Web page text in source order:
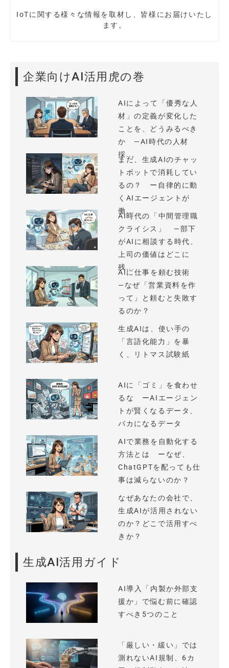
IoTに関する様々な情報を取材し、皆様にお届けいたし
ます。
企業向けAI活用虎の巻
AIによって「優秀な人
材」の定義が変化した
ことを、どうみるべき
か —AI時代の人材
採...
まだ、生成AIのチャッ
トボットで消耗してい
るの？ ー自律的に動
くAIエージェントが
働...
AI時代の「中間管理職
クライシス」 —部下
がAIに相談する時代、
上司の価値はどこに
残...
AIに仕事を頼む技術
—なぜ「営業資料を作
って」と頼むと失敗す
るのか？
生成AIは、使い手の
「言語化能力」を暴
く、リトマス試験紙
AIに「ゴミ」を食わせ
るな ーAIエージェン
トが賢くなるデータ、
バカになるデータ
AIで業務を自動化する
方法とは ーなぜ、
ChatGPTを配っても仕
事は減らないのか？
なぜあなたの会社で、
生成AIが活用されない
のか？どこで活用すべ
きか？
生成AI活用ガイド
AI導入「内製か外部支
援か」で悩む前に確認
すべき5つのこと
「厳しい・緩い」では
測れないAI規制、6カ